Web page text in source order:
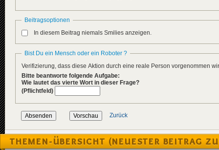
Beitragsoptionen
In diesem Beitrag niemals Smilies anzeigen.
Bist Du ein Mensch oder ein Roboter ?
Verifizierung, dass diese Aktion durch eine reale Person vorgenommen
Bitte beantworte folgende Aufgabe:
Wie lautet das vierte Wort in dieser Frage?
(Pflichtfeld)
Zurück
THEMEN-ÜBERSICHT (NEUESTER BEITRAG